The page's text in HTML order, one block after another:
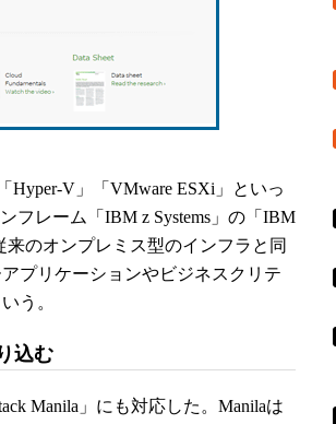
Hyper-V」「VMware ESXi」といっ
フレーム「IBM z Systems」の「IBM
のオンプレミス型のインフラと同
プリケーションやビジネスクリテ
う。
込む
Manila」にも対応した。Manilaは